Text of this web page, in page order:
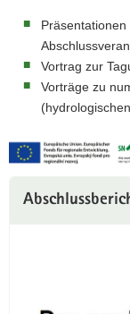
Vortrag zur
Vorträge zu